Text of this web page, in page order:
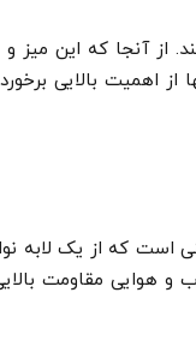
از آن­جا که این میز
اهمیت بالایی
که از یک لابه نوار
هوایی مقاومت